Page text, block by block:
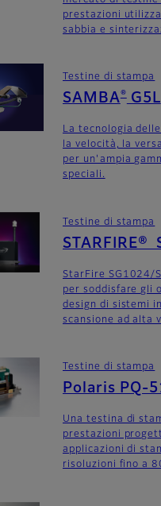
prestazioni
sabbia e
Testine di stampa
SAMBA®G5L
La tecnologia
la velocità, la
per un'ampia
speciali.
Testine di stampa
STARFIRE®
StarFire SG1024/
per soddisfare gli
design di sistemi
scansione ad alta
Testine di stampa
Polaris PQ-
Una testina di
prestazioni
applicazioni di
risoluzioni fino a